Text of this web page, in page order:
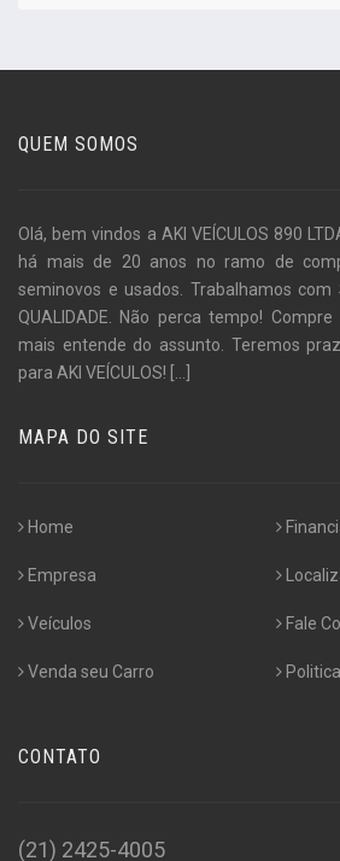
QUEM SOMOS
Olá, bem vindos a AKI VEÍCULOS 890
há mais de 20 anos no ramo de
seminovos e usados. Trabalhamos com
QUALIDADE. Não perca tempo!
mais entende do assunto. Teremos
para AKI VEÍCULOS! [...]
MAPA DO SITE
Home
Empresa
Veículos
Venda seu Carro
Fale
CONTATO
(21) 2425-4005